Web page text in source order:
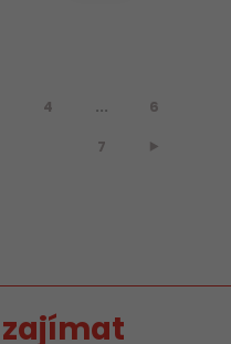
4 ... 6
7 ⯈
zajímat